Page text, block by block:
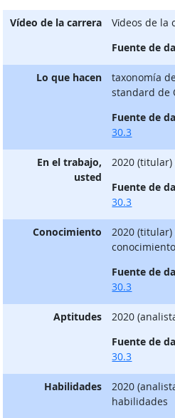
Vídeo de la carrera
Vίdeos de
Fuente de
Lo que hacen
taxonomía
standard de
Fuente de
30.3
En el trabajo,
usted
2020
Fuente de
30.3
Conocimiento
2020
conocimiento
Fuente de
30.3
Aptitudes
2020
Fuente de
30.3
Habilidades
2020
habilidades